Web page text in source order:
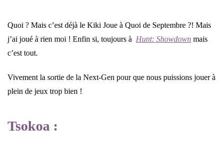
Quoi ? Mais c’est déjà le Kiki Joue à Quoi de Septembre ?! Mais
j’ai joué à rien moi ! Enfin si, toujours à Hunt: Showdown mais
c’est tout.
Vivement la sortie de la Next-Gen pour que nous puissions jouer à
plein de jeux trop bien !
Tsokoa :